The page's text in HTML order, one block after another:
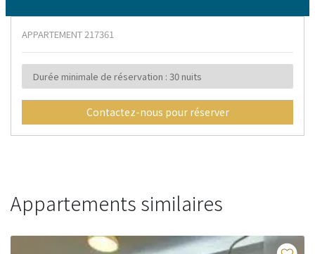
APPARTEMENT217361
Durée minimale de réservation : 30 nuits
Contactez-nous pour réserver
Appartements similaires